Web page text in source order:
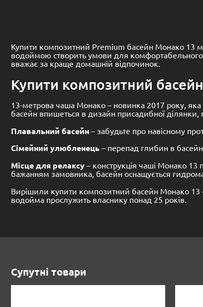
Купити композитний Premium басейн Монако 13
водоймою створить умови для комфортабельного
вважає за краще домашній відпочинок.
Купити композитний
13-метрова чаша Монако – новинка 2017 року,
басейн впишеться в дизайн присадибної ділянки,
Плавальний басейн – забудьте про навісному
Сімейний улюбленець – перепад глибин в
Місце для релаксу – конструкція чаші Монако
бажанням замовника, басейн оснащується
Вирішили купити композитний басейн Монако 13 –
водойма прослужить власнику понад 25 років.
Супутні товари